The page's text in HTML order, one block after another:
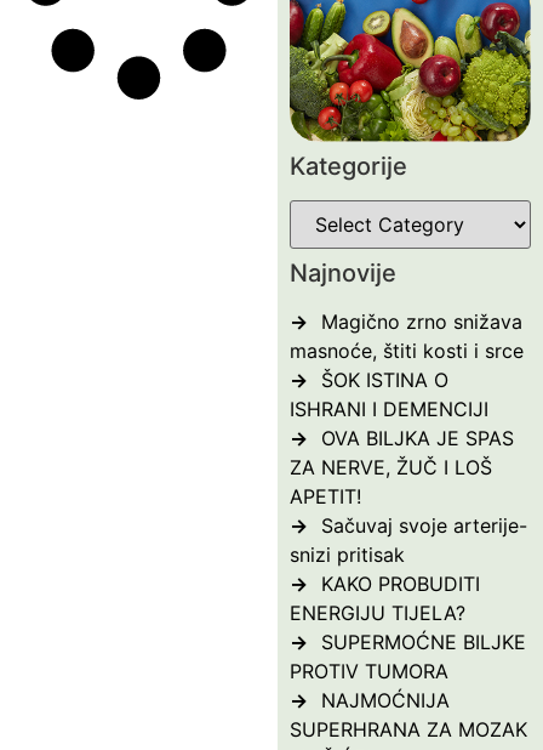
Kategorije
Najnovije
Magično zrno snižava
masnoće, štiti kosti i srce
ŠOK ISTINA O
ISHRANI I DEMENCIJI
OVA BILJKA JE SPAS
ZA NERVE, ŽUČ I LOŠ
APETIT!
Sačuvaj svoje arterije-
snizi pritisak
KAKO PROBUDITI
ENERGIJU TIJELA?
SUPERMOĆNE BILJKE
PROTIV TUMORA
NAJMOĆNIJA
SUPERHRANA ZA MOZAK